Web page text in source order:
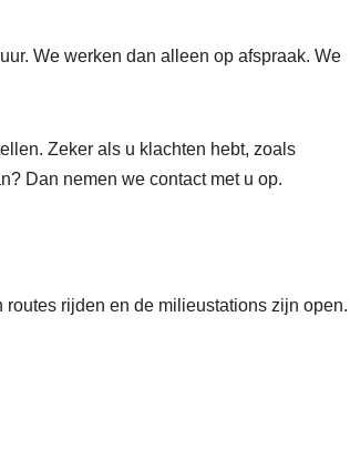
We werken dan alleen op afspraak. We
Zeker als u klachten hebt, zoals
Dan nemen we contact met u op.
rijden en de milieustations zijn open.